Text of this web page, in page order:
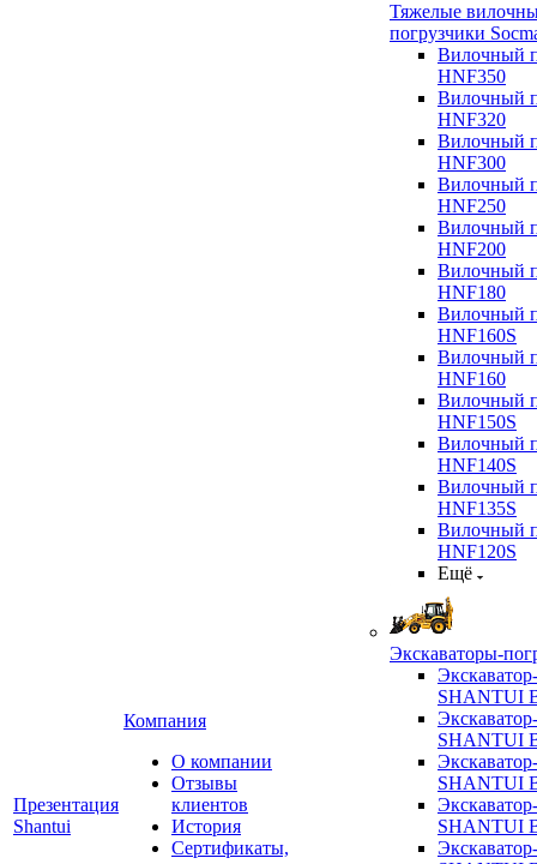
Презентация
Shantui
Компания
О компании
Отзывы
клиентов
История
Сертификаты,
Тяжелые
погрузчики
Вилочный
HNF350
Вилочный
HNF320
Вилочный
HNF300
Вилочный
HNF250
Вилочный
HNF200
Вилочный
HNF180
Вилочный
HNF160S
Вилочный
HNF160
Вилочный
HNF150S
Вилочный
HNF140S
Вилочный
HNF135S
Вилочный
HNF120S
Ещё
Экскаваторы-
SHANTUI
SHANTUI
SHANTUI
SHANTUI